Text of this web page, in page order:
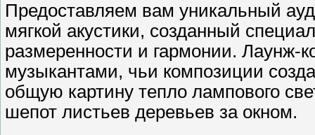
Предоставляем вам уникальный
мягкой акустики, созданный
размеренности и гармонии. Лаунж-
музыкантами, чьи композиции
общую картину тепло лампового
шепот листьев деревьев за окном.